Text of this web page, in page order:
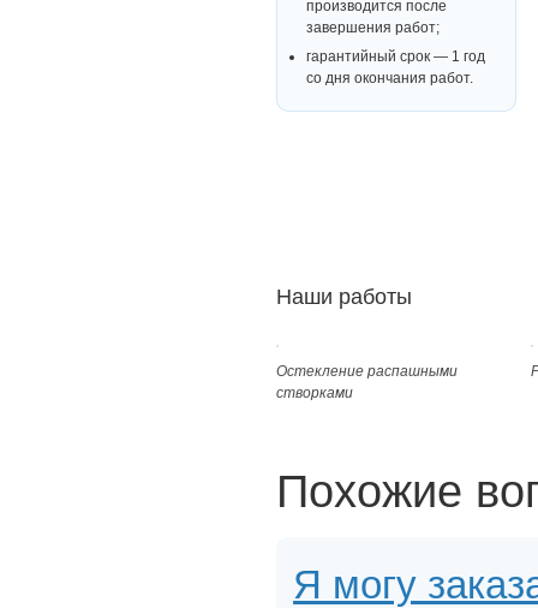
производится после
завершения работ;
гарантийный срок — 1 год
со дня окончания работ.
Наши работы
Остекление распашными
створками
Похожие
Я могу